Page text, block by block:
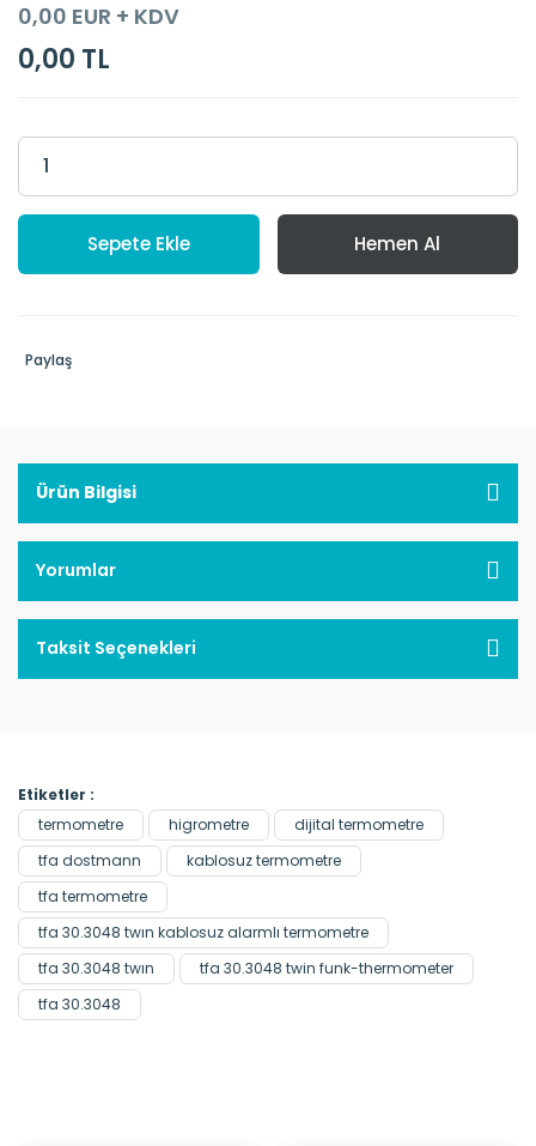
0,00 EUR + KDV
0,00 TL
Sepete Ekle Hemen Al
Paylaş
Ürün Bilgisi
Yorumlar
Taksit Seçenekleri
Etiketler :
termometre
higrometre
dijital termometre
tfa dostmann
kablosuz termometre
tfa termometre
tfa 30.3048 twın kablosuz alarmlı termometre
tfa 30.3048 twın
tfa 30.3048 twin funk-thermometer
tfa 30.3048